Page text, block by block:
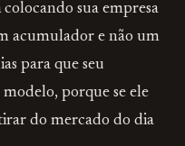
colocando sua empresa
acumulador e não um
para que seu
porque se ele
do mercado do dia